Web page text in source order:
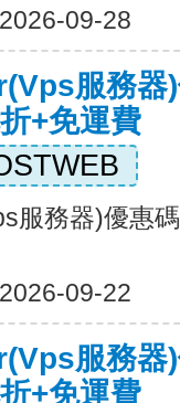
09-28
服務器
+免運費
服務器)優惠
09-22
服務器
+免運費